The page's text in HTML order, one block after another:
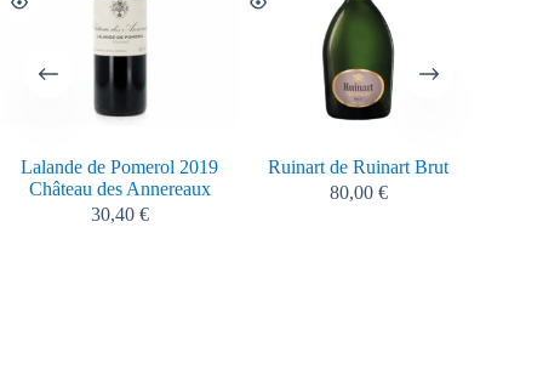
Lalande de Pomerol 2019
Château des Annereaux
30,40 €
Ruinart de Ruinart Brut
80,00 €